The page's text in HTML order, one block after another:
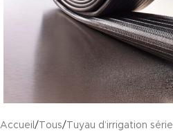
Accueil / Tous/ Tuyau d’irrigation série